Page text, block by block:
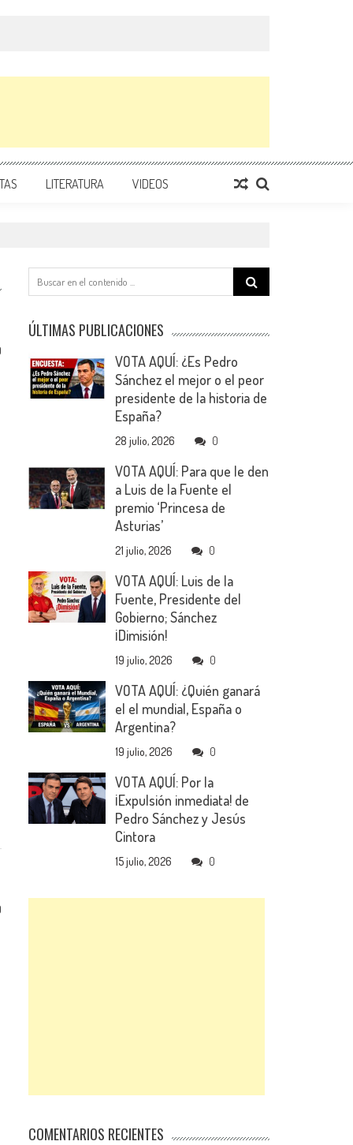
LITERATURA VIDEOS
Search
for:
ÚLTIMAS PUBLICACIONES
VOTA AQUÍ: ¿Es Pedro
Sánchez el mejor o el peor
presidente de la historia de
España?
28 julio, 2026 0
VOTA AQUÍ: Para que le den
a Luis de la Fuente el
premio ‘Princesa de
Asturias’
21 julio, 2026 0
VOTA AQUÍ: Luis de la
Fuente, Presidente del
Gobierno; Sánchez
¡Dimisión!
19 julio, 2026 0
VOTA AQUÍ: ¿Quién ganará
el el mundial, España o
Argentina?
19 julio, 2026 0
VOTA AQUÍ: Por la
¡Expulsión inmediata! de
Pedro Sánchez y Jesús
Cintora
15 julio, 2026 0
COMENTARIOS RECIENTES